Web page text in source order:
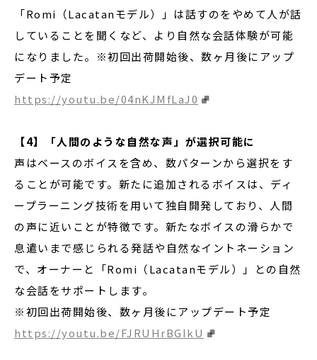
「Romi（Lacatanモデル）」は話すのをやめて人が話
していることを聞くなど、より自然な会話体験が可能
になりました。※初回出荷開始後、数ヶ月後にアップ
デート予定
https://youtu.be/04nKJMfLaJ0
【4】「人間のような自然な声」が選択可能に
声はベースのボイスを含め、数パターンから選択をす
ることが可能です。新たに追加されるボイスは、ディ
ープラーニング技術を用いて独自開発しており、人間
の声に近いことが特徴です。新たなボイスの滑らかで
息遣いまで感じられる発話や自然なイントネーション
で、オーナーと「Romi（Lacatanモデル）」との自然
な会話をサポートします。
※初回出荷開始後、数ヶ月後にアップデート予定
https://youtu.be/FJRUHrBGIkU